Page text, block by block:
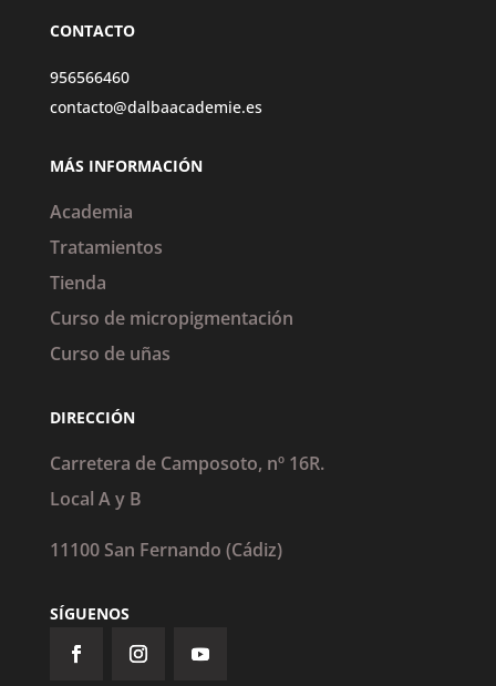
CONTACTO
956566460
contacto@dalbaacademie.es
MÁS INFORMACIÓN
Academia
Tratamientos
Tienda
Curso de micropigmentación
Curso de uñas
DIRECCIÓN
Carretera de Camposoto, nº 16R.
Local A y B
11100 San Fernando (Cádiz)
SÍGUENOS